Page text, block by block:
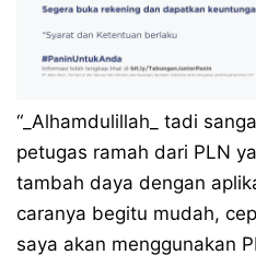
“_Alhamdulillah_ tadi
petugas ramah dari PLN
tambah daya dengan
caranya begitu mudah,
saya akan menggunakan